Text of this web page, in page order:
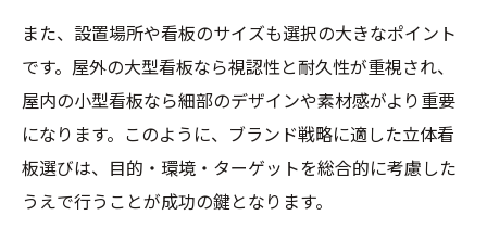
また、設置場所や看板のサイズも選択の大きなポイント
です。屋外の大型看板なら視認性と耐久性が重視され、
屋内の小型看板なら細部のデザインや素材感がより重要
になります。このように、ブランド戦略に適した立体看
板選びは、目的・環境・ターゲットを総合的に考慮した
うえで行うことが成功の鍵となります。